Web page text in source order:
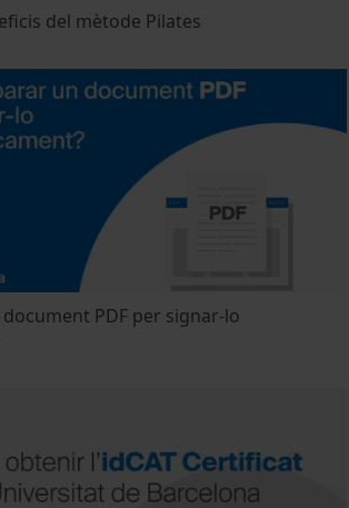
del mètode Pilates
PDF per signar-lo